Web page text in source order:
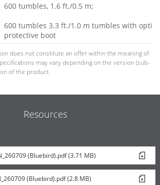
600 tumbles, 1.6 ft./0.5 m;
600 tumbles 3.3 ft./1.0 m tumbles with
protective boot
does not constitute an offer within the meaning of
may vary depending on the version (sub-
of the product.
Resources
(Bluebird).pdf (3.71 MB)
(Bluebird).pdf (2.8 MB)